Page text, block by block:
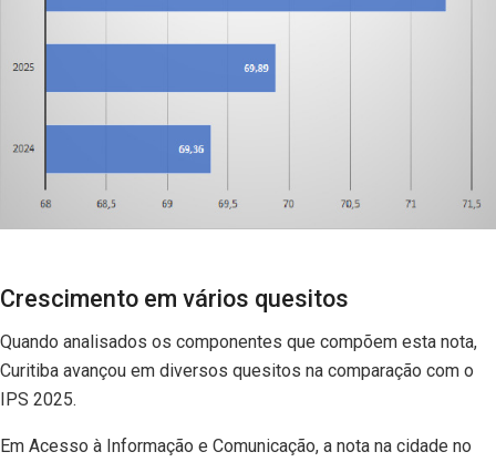
Crescimento em vários quesitos
Quando analisados os componentes que compõem esta nota,
Curitiba avançou em diversos quesitos na comparação com o
IPS 2025.
Em Acesso à Informação e Comunicação, a nota na cidade no